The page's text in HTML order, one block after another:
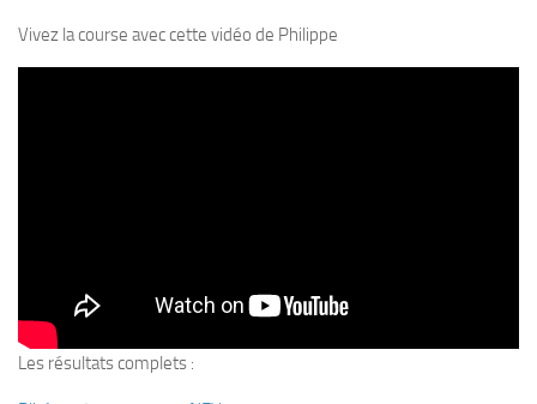
Plongeur N3
Guide de palanquée N4
Vivez la course avec cette vidéo de Philippe
Les résultats complets :